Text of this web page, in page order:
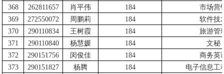
368
262811657 肖平伟 184
市场营
369
272550072 周鹏莉 184
软件技
370
290110834 王树霞 184
旅游管
371
290110840 杨慧媛 184
文秘
372
290151756 闵俊佳 184
商务英
373
290151827 杨腾 184
电子信息工